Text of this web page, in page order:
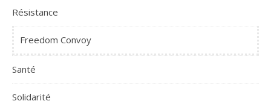
Résistance
Freedom Convoy
Santé
Solidarité